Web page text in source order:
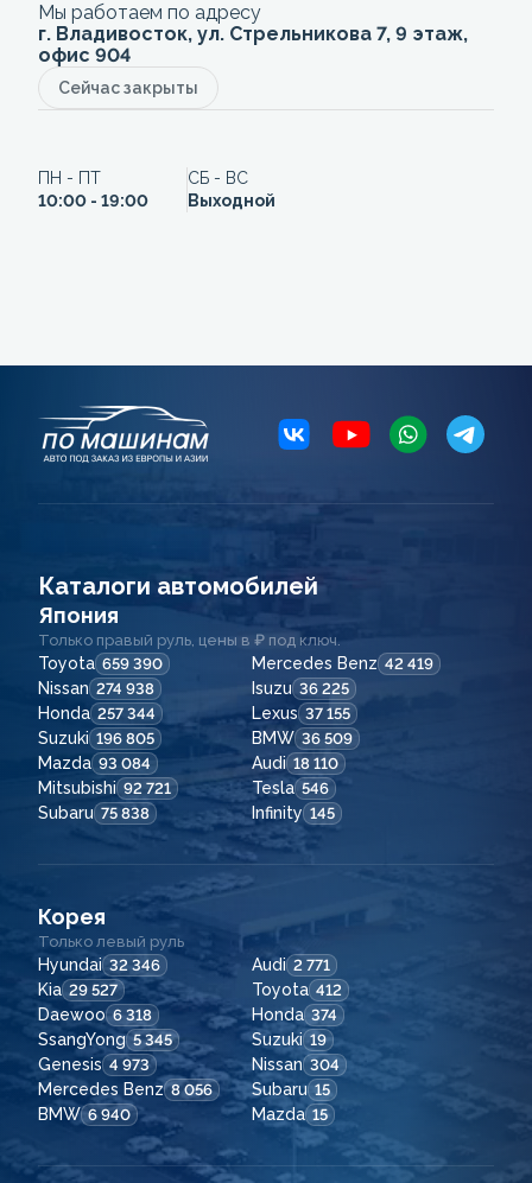
Мы работаем по адресу
г. Владивосток, ул. Стрельникова 7, 9 этаж,
офис 904
Сейчас закрыты
ПН - ПТ
10:00 - 19:00
СБ - ВС
Выходной
Каталоги автомобилей
Япония
Только правый руль, цены в ₽ под ключ.
Toyota 659 390 Mercedes Benz 42 419
Nissan 274 938 Isuzu 36 225
Honda 257 344 Lexus 37 155
Suzuki 196 805 BMW 36 509
Mazda 93 084 Audi 18 110
Mitsubishi 92 721 Tesla 546
Subaru 75 838 Infinity 145
Корея
Только левый руль
Hyundai 32 346 Audi 2 771
Kia 29 527 Toyota 412
Daewoo 6 318 Honda 374
SsangYong 5 345 Suzuki 19
Genesis 4 973 Nissan 304
Mercedes Benz 8 056 Subaru 15
BMW 6 940 Mazda 15